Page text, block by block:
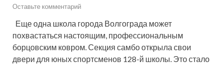
Оставьте комментарий
Еще одна школа города Волгограда может
похвастаться настоящим, профессиональным
борцовским ковром. Секция самбо открыла свои
двери для юных спортсменов 128-й школы. Это стало